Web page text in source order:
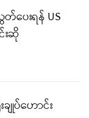
ပေးရန် US
းဆို
ျုပ်ဟောင်း